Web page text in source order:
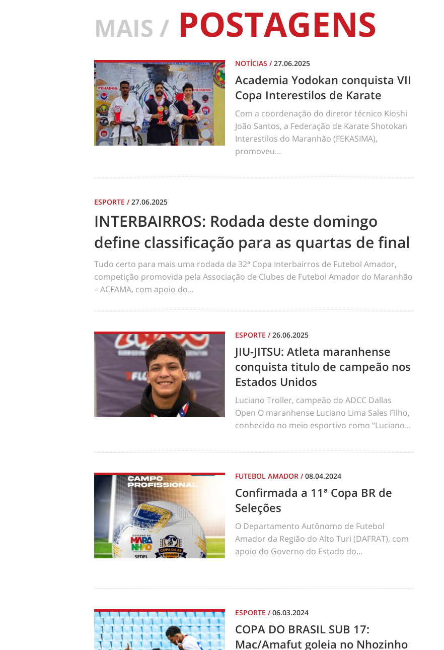
MAIS / POSTAGENS
NOTÍCIAS /27.06.2025
Academia Yodokan conquista VII
Copa Interestilos de Karate
Com a coordenação do diretor técnico Kioshi
João Santos, a Federação de Karate Shotokan
Interestilos do Maranhão (FEKASIMA),
promoveu...
ESPORTE /27.06.2025
INTERBAIRROS: Rodada deste domingo
define classificação para as quartas de final
Tudo certo para mais uma rodada da 32ª Copa Interbairros de Futebol Amador,
competição promovida pela Associação de Clubes de Futebol Amador do Maranhão
– ACFAMA, com apoio do...
ESPORTE /26.06.2025
JIU-JITSU: Atleta maranhense
conquista titulo de campeão nos
Estados Unidos
Luciano Troller, campeão do ADCC Dallas
Open O maranhense Luciano Lima Sales Filho,
conhecido no meio esportivo como “Luciano...
FUTEBOL AMADOR /08.04.2024
Confirmada a 11ª Copa BR de
Seleções
O Departamento Autônomo de Futebol
Amador da Região do Alto Turi (DAFRAT), com
apoio do Governo do Estado do...
ESPORTE /06.03.2024
COPA DO BRASIL SUB 17:
Mac/Amafut goleia no Nhozinho